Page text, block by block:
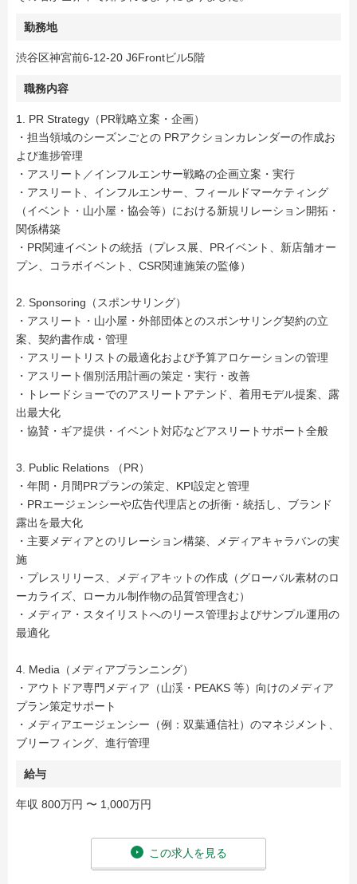
勤務地
渋谷区神宮前6-12-20 J6Frontビル5階
職務内容
1. PR Strategy（PR戦略立案・企画）
・担当領域のシーズンごとの PRアクションカレンダーの作成お
よび進捗管理
・アスリート／インフルエンサー戦略の企画立案・実行
・アスリート、インフルエンサー、フィールドマーケティング
（イベント・山小屋・協会等）における新規リレーション開拓・
関係構築
・PR関連イベントの統括（プレス展、PRイベント、新店舗オー
プン、コラボイベント、CSR関連施策の監修）
2. Sponsoring（スポンサリング）
・アスリート・山小屋・外部団体とのスポンサリング契約の立
案、契約書作成・管理
・アスリートリストの最適化および予算アロケーションの管理
・アスリート個別活用計画の策定・実行・改善
・トレードショーでのアスリートアテンド、着用モデル提案、露
出最大化
・協賛・ギア提供・イベント対応などアスリートサポート全般
3. Public Relations （PR）
・年間・月間PRプランの策定、KPI設定と管理
・PRエージェンシーや広告代理店との折衝・統括し、ブランド
露出を最大化
・主要メディアとのリレーション構築、メディアキャラバンの実
施
・プレスリリース、メディアキットの作成（グローバル素材のロ
ーカライズ、ローカル制作物の品質管理含む）
・メディア・スタイリストへのリース管理およびサンプル運用の
最適化
4. Media（メディアプランニング）
・アウトドア専門メディア（山渓・PEAKS 等）向けのメディア
プラン策定サポート
・メディアエージェンシー（例：双葉通信社）のマネジメント、
ブリーフィング、進行管理
給与
年収 800万円 〜 1,000万円
この求人を見る